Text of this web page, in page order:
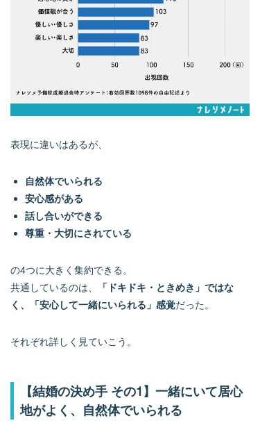
表現に違いはあるが、
自然体でいられる
安心感がある
話し合いができる
尊重・大切にされている
の4つに大きく集約できる。
共通しているのは、
「ドキドキ・ときめき」ではな
く、「安心して一緒にいられる」感覚だった。
それぞれ詳しく見ていこう。
【結婚の決め手 その1】一緒にいて居心
地がよく、自然体でいられる